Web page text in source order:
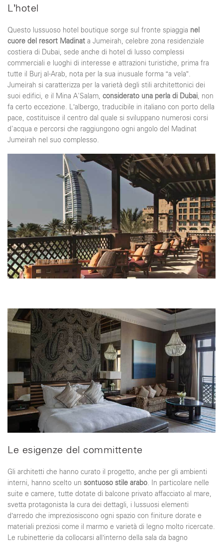
L’hotel
Questo lussuoso hotel boutique sorge sul fronte spiaggia nel
cuore del resort Madinat a Jumeirah, celebre zona residenziale
costiera di Dubai, sede anche di hotel di lusso complessi
commerciali e luoghi di interesse e attrazioni turistiche, prima fra
tutte il Burj al-Arab, nota per la sua inusuale forma “a vela”.
Jumeirah si caratterizza per la varietà degli stili architettonici dei
suoi edifici, e il Mina A'Salam, considerato una perla di Dubai, non
fa certo eccezione. L’albergo, traducibile in italiano con porto della
pace, costituisce il centro dal quale si sviluppano numerosi corsi
d'acqua e percorsi che raggiungono ogni angolo del Madinat
Jumeirah nel suo complesso.
Le esigenze del committente
Gli architetti che hanno curato il progetto, anche per gli ambienti
interni, hanno scelto un sontuoso stile arabo. In particolare nelle
suite e camere, tutte dotate di balcone privato affacciato al mare,
svetta protagonista la cura dei dettagli, i lussuosi elementi
d’arredo che impreziosiscono ogni spazio con finiture dorate e
materiali preziosi come il marmo e varietà di legno molto ricercate.
Le rubinetterie da collocarsi all’interno della sala da bagno